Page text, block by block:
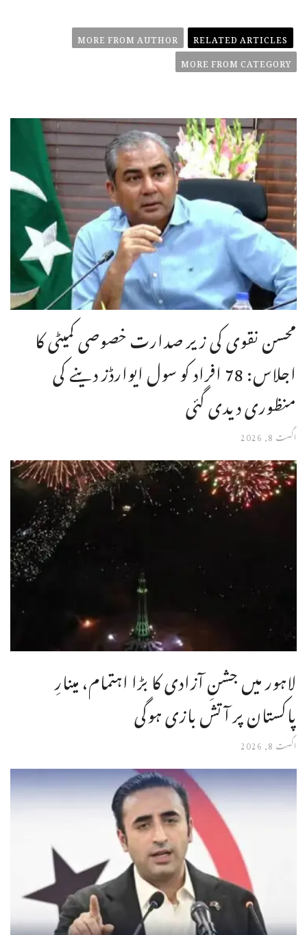
RELATED ARTICLES
MORE FROM AUTHOR
MORE FROM CATEGORY
محسن نقوی کی زیر صدارت خصوصی کمیٹی کا
اجلاس: 78 افراد کو سول ایوارڈز دینے کی
منظوری دیدی گئی
اگست 8, 2026
لاہور میں جشنِ آزادی کا بڑا اہتمام، مینارِ
پاکستان پر آتش بازی ہوگی
اگست 8, 2026